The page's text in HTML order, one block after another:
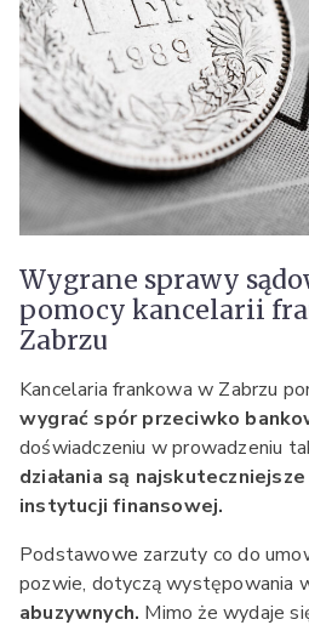
Wygrane sprawy
pomocy kancelarii
Zabrzu
Kancelaria frankowa w Zabrzu
wygrać spór przeciwko
doświadczeniu w prowadzeniu
działania są
instytucji finansowej.
Podstawowe zarzuty co do
pozwie, dotyczą występowania
abuzywnych. Mimo że wydaje